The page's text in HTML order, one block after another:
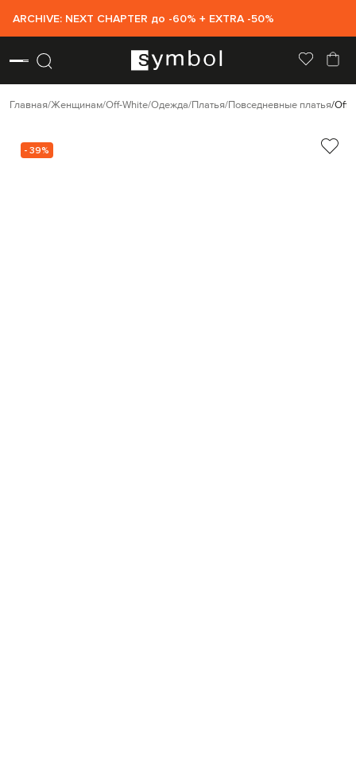
ARCHIVE: NEXT CHAPTER до -60% + EXTRA -50%
Главная Женщинам Off-White Одежда Платья Повседневные платья Off-
- 39%